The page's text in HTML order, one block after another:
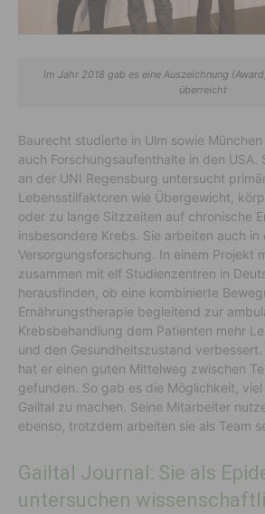
Im Jahr 2018 gab es eine Auszeichnung
überreicht
Baurecht studierte in Ulm sowie
auch Forschungsaufenthalte in den USA.
an der UNI Regensburg untersucht
Lebensstilfaktoren wie Übergewicht,
oder zu lange Sitzzeiten auf chronische
insbesondere Krebs. Sie arbeiten auch in
Versorgungsforschung. In einem Projekt
zusammen mit elf Studienzentren in
herausfinden, ob eine kombinierte
Ernährungstherapie begleitend zur
Krebsbehandlung dem Patienten mehr
und den Gesundheitszustand
hat er einen guten Mittelweg zwischen
gefunden. So gab es die Möglichkeit, viel
Gailtal zu machen. Seine Mitarbeiter
ebenso, trotzdem arbeiten sie als Team
Gailtal Journal: Sie als
untersuchen